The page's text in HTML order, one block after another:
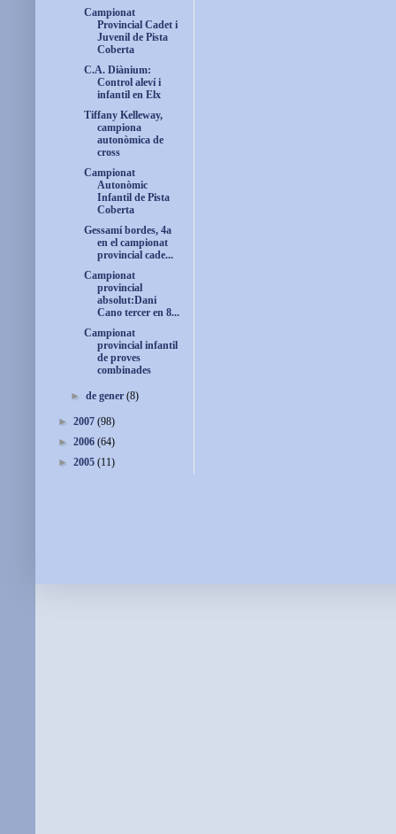
Campionat
Provincial Cadet i
Juvenil de Pista
Coberta
C.A. Diànium:
Control aleví i
infantil en Elx
Tiffany Kelleway,
campiona
autonòmica de
cross
Campionat
Autonòmic
Infantil de Pista
Coberta
Gessamí bordes, 4a
en el campionat
provincial cade...
Campionat
provincial
absolut:Dani
Cano tercer en 8...
Campionat
provincial infantil
de proves
combinades
►de gener(8)
► 2007 (98)
► 2006 (64)
► 2005 (11)